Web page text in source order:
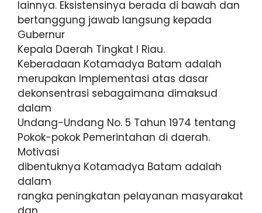
lainnya. Eksistensinya berada di bawah dan
bertanggung jawab langsung kepada
Gubernur
Kepala Daerah Tingkat I Riau.
Keberadaan Kotamadya Batam adalah
merupakan Implementasi atas dasar
dekonsentrasi sebagaimana dimaksud
dalam
Undang-Undang No. 5 Tahun 1974 tentang
Pokok-pokok Pemerintahan di daerah.
Motivasi
dibentuknya Kotamadya Batam adalah
dalam
rangka peningkatan pelayanan masyarakat